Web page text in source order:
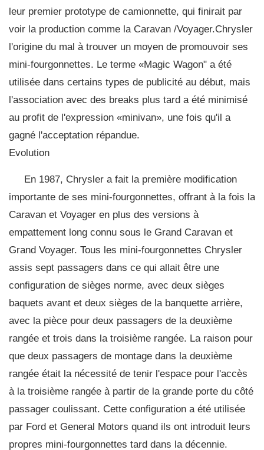
leur premier prototype de camionnette, qui finirait par
voir la production comme la Caravan /Voyager.Chrysler
l'origine du mal à trouver un moyen de promouvoir ses
mini-fourgonnettes. Le terme «Magic Wagon" a été
utilisée dans certains types de publicité au début, mais
l'association avec des breaks plus tard a été minimisé
au profit de l'expression «minivan», une fois qu'il a
gagné l'acceptation répandue.
Evolution
En 1987, Chrysler a fait la première modification
importante de ses mini-fourgonnettes, offrant à la fois la
Caravan et Voyager en plus des versions à
empattement long connu sous le Grand Caravan et
Grand Voyager. Tous les mini-fourgonnettes Chrysler
assis sept passagers dans ce qui allait être une
configuration de sièges norme, avec deux sièges
baquets avant et deux sièges de la banquette arrière,
avec la pièce pour deux passagers de la deuxième
rangée et trois dans la troisième rangée. La raison pour
que deux passagers de montage dans la deuxième
rangée était la nécessité de tenir l'espace pour l'accès
à la troisième rangée à partir de la grande porte du côté
passager coulissant. Cette configuration a été utilisée
par Ford et General Motors quand ils ont introduit leurs
propres mini-fourgonnettes tard dans la décennie.